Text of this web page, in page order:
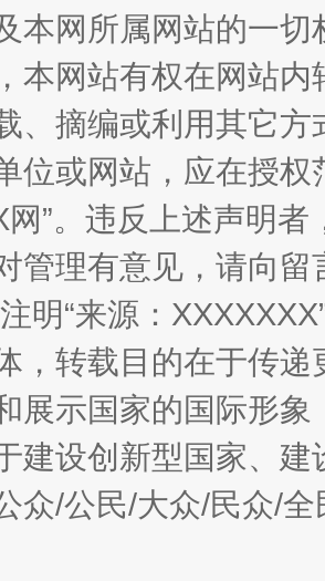
不上好声名
雪山、麦地、白藏房 除
本网所属网站的一
本网站有权在网站
、摘编或利用其它
位或网站，应在授
网”。违反上述声明
管理有意见，请向
明“来源：
，转载目的在于传
展示国家的国际形
建设创新型国家、
众/公民/大众/民众/